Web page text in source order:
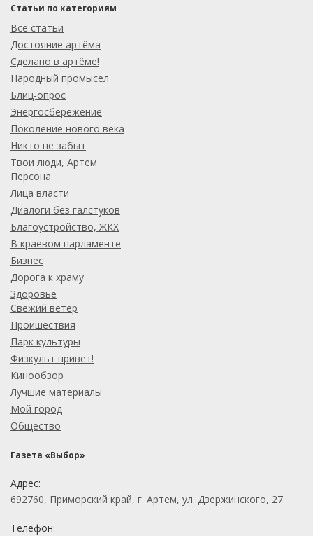
Статьи по категориям
Все статьи
Достояние артёма
Сделано в артёме!
Народный промысел
Блиц-опрос
Энергосбережение
Поколение нового века
Никто не забыт
Твои люди, Артем
Персона
Лица власти
Диалоги без галстуков
Благоустройство, ЖКХ
В краевом парламенте
Бизнес
Дорога к храму
Здоровье
Свежий ветер
Проишествия
Парк культуры
Физкульт привет!
Кинообзор
Лучшие материалы
Мой город
Общество
Газета «Выбор»
Адрес:
692760, Приморский край, г. Артем, ул. Дзержинского, 27
Телефон: